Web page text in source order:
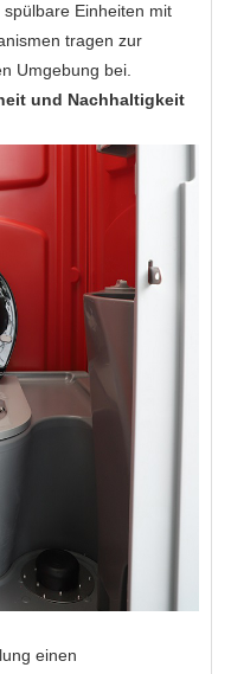
Einheiten mit
tragen zur
Umgebung bei.
und Nachhaltigkeit
einen